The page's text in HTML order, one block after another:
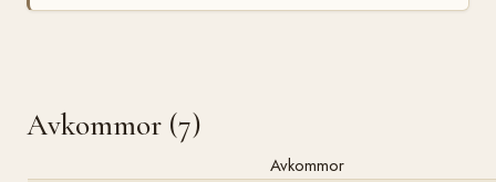
Avkommor (7)
Avkommor